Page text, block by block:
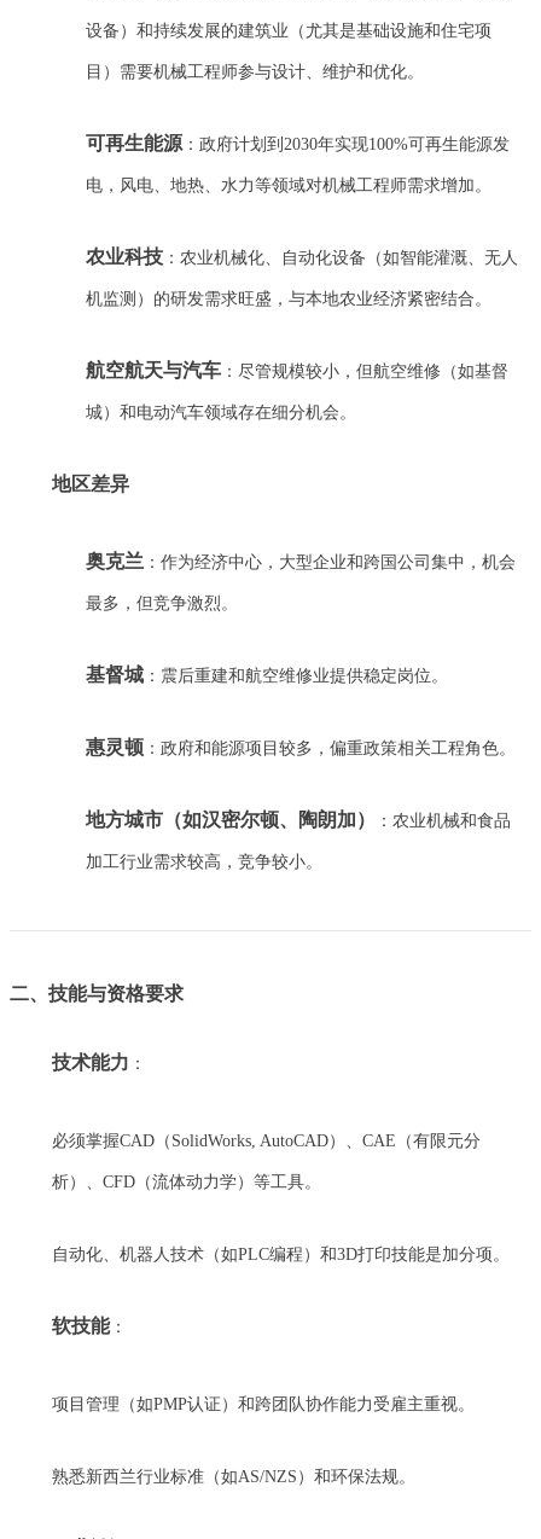
设备）和持续发展的建筑业（尤其是基础设施和住宅项
目）需要机械工程师参与设计、维护和优化。
可再生能源：政府计划到2030年实现100%可再生能源发
电，风电、地热、水力等领域对机械工程师需求增加。
农业科技：农业机械化、自动化设备（如智能灌溉、无人
机监测）的研发需求旺盛，与本地农业经济紧密结合。
航空航天与汽车：尽管规模较小，但航空维修（如基督
城）和电动汽车领域存在细分机会。
地区差异
奥克兰 ：作为经济中心，大型企业和跨国公司集中，机会
最多，但竞争激烈。
基督城：震后重建和航空维修业提供稳定岗位。
惠灵顿 ：政府和能源项目较多，偏重政策相关工程角色。
地方城市（如汉密尔顿、陶朗加） ：农业机械和食品
加工行业需求较高，竞争较小。
二、技能与资格要求
技术能力 ：
必须掌握CAD（SolidWorks, AutoCAD）、CAE（有限元分
析）、CFD（流体动力学）等工具。
自动化、机器人技术（如PLC编程）和3D打印技能是加分项。
软技能：
项目管理（如PMP认证）和跨团队协作能力受雇主重视。
熟悉新西兰行业标准（如AS/NZS）和环保法规。